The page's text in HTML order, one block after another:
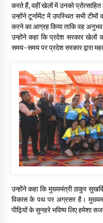
करते हैं, वहीं खेलों में उनको प्रोत्साहित
उन्होंने टूर्नामेंट में उपस्थित सभी
करने का आग्रह किया ताकि वह
उन्होंने कहा कि प्रदेश सरकार
समय-समय पर प्रदेश सरकार द्वारा
उन्होंने कहा कि मुख्यमंत्री ठाकुर
विकास के पथ पर अग्रसर है।
पीढ़ियों के सुनहरे भविष्य लिए हमेशा